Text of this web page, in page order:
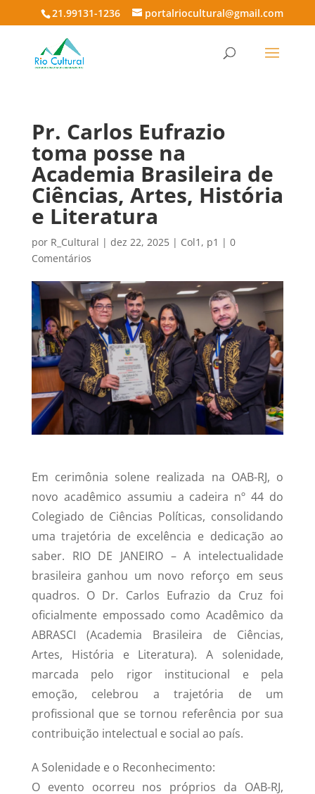
21.99131-1236 portalriocultural@gmail.com
Pr. Carlos Eufrazio
toma posse na
Academia Brasileira de
Ciências, Artes, História
e Literatura
por R_Cultural | dez 22, 2025| Col1 , p1 | 0
Comentários
Em cerimônia solene realizada na OAB-RJ, o
novo acadêmico assumiu a cadeira nº 44 do
Colegiado de Ciências Políticas, consolidando
uma trajetória de excelência e dedicação ao
saber. RIO DE JANEIRO – A intelectualidade
brasileira ganhou um novo reforço em seus
quadros. O Dr. Carlos Eufrazio da Cruz foi
oficialmente empossado como Acadêmico da
ABRASCI (Academia Brasileira de Ciências,
Artes, História e Literatura). A solenidade,
marcada pelo rigor institucional e pela
emoção, celebrou a trajetória de um
profissional que se tornou referência por sua
contribuição intelectual e social ao país.
A Solenidade e o Reconhecimento:
O evento ocorreu nos próprios da OAB-RJ,